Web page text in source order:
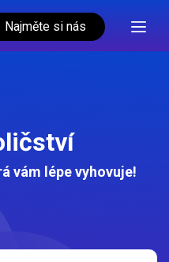
Najměte si nás
vám lépe vyhovuje!